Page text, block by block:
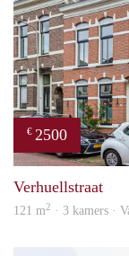
€ 2500
Verhuellstraat
121 m2 · 3 kamers ·